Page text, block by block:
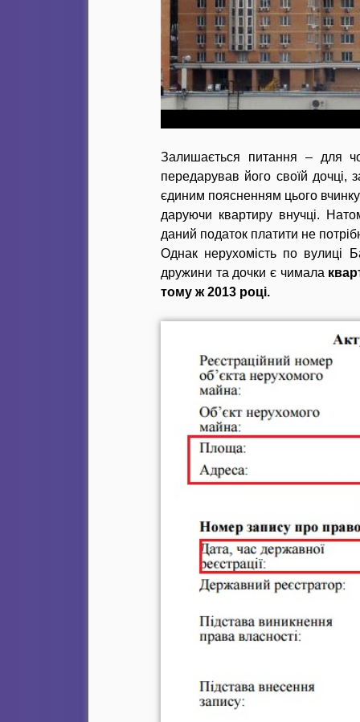
Залишається питання – для
передарував його своїй дочці,
єдиним поясненням цього
даруючи квартиру внучці.
даний податок платити не
Однак нерухомість по вулиці
дружини та дочки є чимала
тому ж 2013 році.